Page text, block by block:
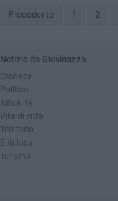
Precedente 1 2
Notizie da Giovinazzo
Cronaca
Politica
Attualità
Vita di città
Territorio
Enti locali
Turismo